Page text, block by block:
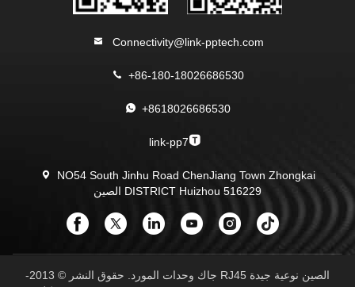
Connectivity@link-pptech.com
+86-180-18026686530
+8618026686530
link-pp7
NO54 South Jinhu Road ChenJiang Town Zhongkai
DISTRICT Huizhou 516229 الصين
الصين نوعية جيدة RJ45 جاك وحدات المورد. حقوق النشر © 2013-